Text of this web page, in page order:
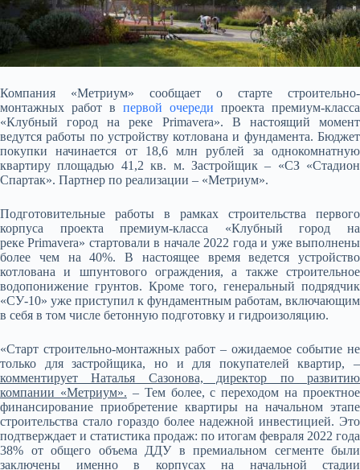
Компания «Метриум» сообщает о старте строительно-
монтажных работ в первой очереди проекта премиум-класса
«Клубный город на реке Primavera». В настоящий момент
ведутся работы по устройству котлована и фундамента. Бюджет
покупки начинается от 18,6 млн рублей за однокомнатную
квартиру площадью 41,2 кв. м. Застройщик – «СЗ «Стадион
Спартак». Партнер по реализации – «Метриум».
Подготовительные работы в рамках строительства первого
корпуса проекта премиум-класса «Клубный город на
реке Primavera» стартовали в начале 2022 года и уже выполнены
более чем на 40%. В настоящее время ведется устройство
котлована и шпунтового ограждения, а также строительное
водопонижение грунтов. Кроме того, генеральный подрядчик
«СУ-10» уже приступил к фундаментным работам, включающим
в себя в том числе бетонную подготовку и гидроизоляцию.
«Старт строительно-монтажных работ – ожидаемое событие не
только для застройщика, но и для покупателей квартир, –
комментирует Наталья Сазонова, директор по развитию
компании «Метриум». – Тем более, с переходом на проектное
финансирование приобретение квартиры на начальном этапе
строительства стало гораздо более надежной инвестицией. Это
подтверждает и статистика продаж: по итогам февраля 2022 года
38% от общего объема ДДУ в премиальном сегменте были
заключены именно в корпусах на начальной стадии